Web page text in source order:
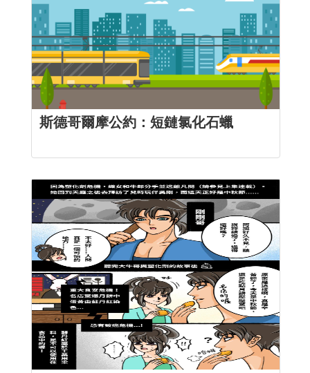
斯德哥爾摩公約：短鏈氯化石蠟